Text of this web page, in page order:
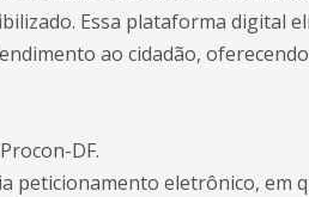
Essa plataforma digital
ao cidadão,
DF.
peticionamento eletrônico, em